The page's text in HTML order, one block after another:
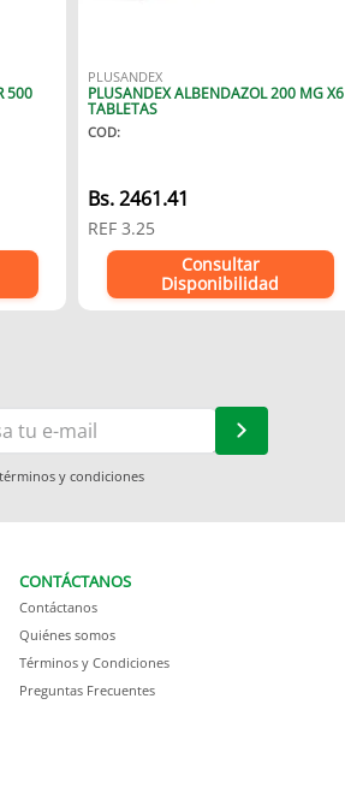
PLUSANDEX
PLUSANDEX ALBENDAZOL 200 MG X6
TABLETAS
COD:
Bs.2461.41
REF3.25
Consultar
Disponibilidad
y condiciones
CONTÁCTANOS
Contáctanos
Quiénes somos
Términos y Condiciones
Preguntas Frecuentes